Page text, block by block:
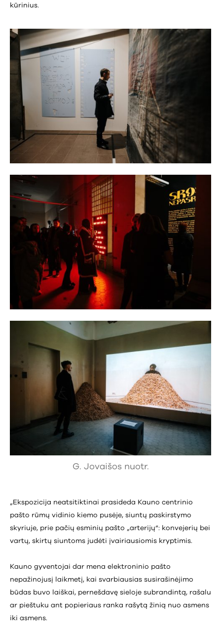
kūrinius.
G. Jovaišos nuotr.
„Ekspozicija neatsitiktinai prasideda Kauno centrinio
pašto rūmų vidinio kiemo pusėje, siuntų paskirstymo
skyriuje, prie pačių esminių pašto „arterijų“: konvejerių bei
vartų, skirtų siuntoms judėti įvairiausiomis kryptimis.
Kauno gyventojai dar mena elektroninio pašto
nepažinojusį laikmetį, kai svarbiausias susirašinėjimo
būdas buvo laiškai, pernešdavę sieloje subrandintą, rašalu
ar pieštuku ant popieriaus ranka rašytą žinią nuo asmens
iki asmens.